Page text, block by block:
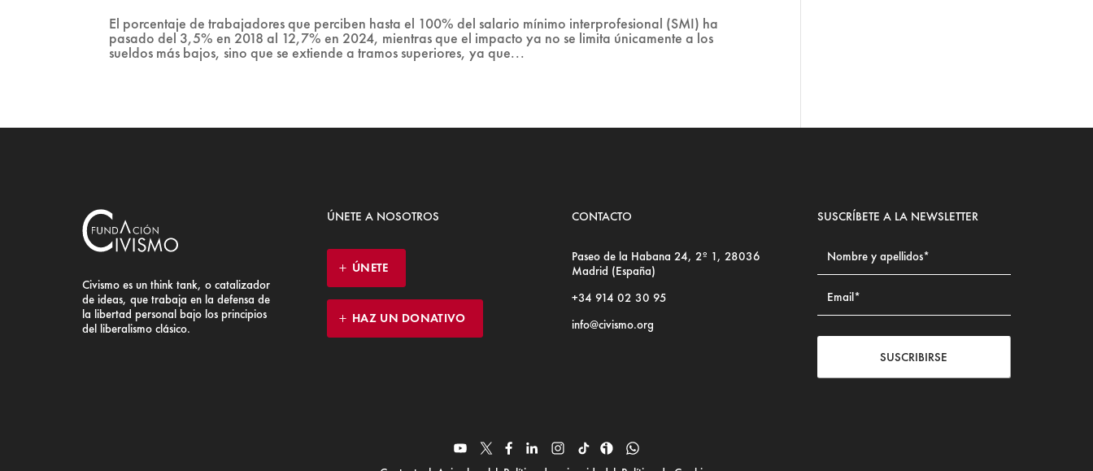
El porcentaje de trabajadores que perciben hasta el 100% del salario mínimo interprofesional (SMI) ha
pasado del 3,5% en 2018 al 12,7% en 2024, mientras que el impacto ya no se limita únicamente a los
sueldos más bajos, sino que se extiende a tramos superiores, ya que...
Civismo es un think tank, o catalizador
de ideas, que trabaja en la defensa de
la libertad personal bajo los principios
del liberalismo clásico.
ÚNETE A NOSOTROS
ÚNETE
HAZ UN DONATIVO
CONTACTO
Paseo de la Habana 24, 2º 1, 28036
Madrid (España)
+34 914 02 30 95
info@civismo.org
SUSCRÍBETE A LA NEWSLETTER
SUSCRIBIRSE